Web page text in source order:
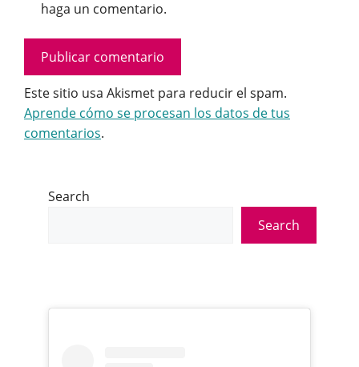
haga un comentario.
Este sitio usa Akismet para reducir el spam.
Aprende cómo se procesan los datos de tus
comentarios.
Search
Search